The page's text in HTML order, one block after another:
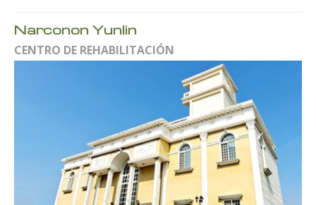
Narconon Yunlin
CENTRO DE REHABILITACIÓN